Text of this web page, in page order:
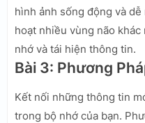
hình ảnh sống động và
hoạt nhiều vùng não
nhớ và tái hiện thông tin.
Bài 3: Phương
Kết nối những thông tin
trong bộ nhớ của bạn.